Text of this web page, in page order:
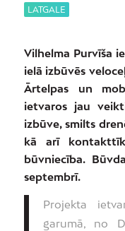
LATGALE
Vilhelma Purvīša
ielā izbūvēs
Ārtelpas un
ietvaros jau
izbūve, smilts
kā arī
būvniecība.
septembrī.
Projekta
garumā, no